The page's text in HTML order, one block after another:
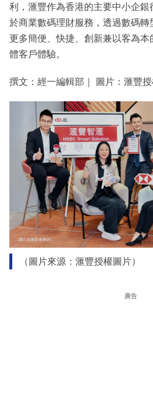
利，滙豐作為香港的主要中小企
於商業數碼理財服務，透過數碼轉
更多簡便、快捷、創新兼以客為
體客戶體驗。
撰文：經一編輯部｜ 圖片：滙豐
（圖片來源：滙豐授權圖片）
廣告